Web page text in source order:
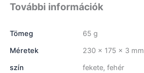
További információk
Tömeg
65 g
Méretek
230 × 175 × 3 mm
szín
fekete, fehér